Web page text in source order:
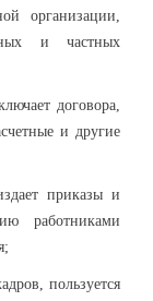
и частных
договора,
и другие
приказы и
работниками
пользуется